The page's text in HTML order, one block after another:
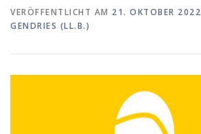
VERÖFFENTLICHT AM 21. OKTOBER 2022
GENDRIES (LL.B.)